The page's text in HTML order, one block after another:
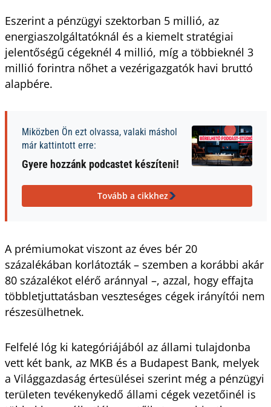
Eszerint a pénzügyi szektorban 5 millió, az
energiaszolgáltatóknál és a kiemelt stratégiai
jelentőségű cégeknél 4 millió, míg a többieknél 3
millió forintra nőhet a vezérigazgatók havi bruttó
alapbére.
Miközben Ön ezt olvassa, valaki máshol
már kattintott erre:
Gyere hozzánk podcastet készíteni!
Tovább a cikkhez
A prémiumokat viszont az éves bér 20
százalékában korlátozták – szemben a korábbi akár
80 százalékot elérő aránnyal –, azzal, hogy effajta
többletjuttatásban veszteséges cégek irányítói nem
részesülhetnek.
Felfelé lóg ki kategóriájából az állami tulajdonba
vett két bank, az MKB és a Budapest Bank, melyek
a Világgazdaság értesülései szerint még a pénzügyi
területen tevékenykedő állami cégek vezetőinél is